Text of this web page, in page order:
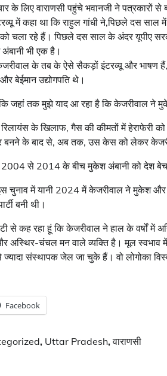
के लिए वाराणसी पहुंचे भवानजी ने
में कहा था कि राहुल गांधी ने,पिछले दस साल
चला रहे हैं। पिछले दस साल के अंदर यूपीए
भी एक है।
के तब के ऐसे सैकड़ों इंटरव्यू और भाषण
बेईमान उद्योगपति थे।
जहां तक मुझे याद आ रहा है कि केजरीवाल ने
रिलायंस के खिलाफ, गैस की कीमतों में
बनने के बाद से, अब तक, उस केस को लेकर
2004 से 2014 के बीच मुकेश अंबानी को देश
चुनाव में यानी 2024 में केजरीवाल ने मुकेश
बनी थी।
से कह रहा हूं कि केजरीवाल ने हाल के वर्षों में
अस्थिर-चंचल मन वाले व्यक्ति है। मूल स्वभाव
संस्थापक जेल जा चुके हैं। वो लोगोका
Facebook
, Uttar Pradesh,वाराणसी